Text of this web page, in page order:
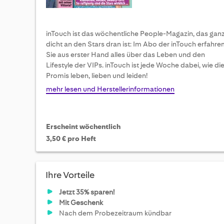
inTouch ist das wöchentliche People-Magazin, das ganz
dicht an den Stars dran ist: Im Abo der inTouch erfahren
Sie aus erster Hand alles über das Leben und den
Lifestyle der VIPs. inTouch ist jede Woche dabei, wie die
Promis leben, lieben und leiden!
mehr lesen und Herstellerinformationen
Erscheint wöchentlich
3,50 € pro Heft
Ihre Vorteile
Jetzt 35% sparen!
Mit Geschenk
Nach dem Probezeitraum kündbar